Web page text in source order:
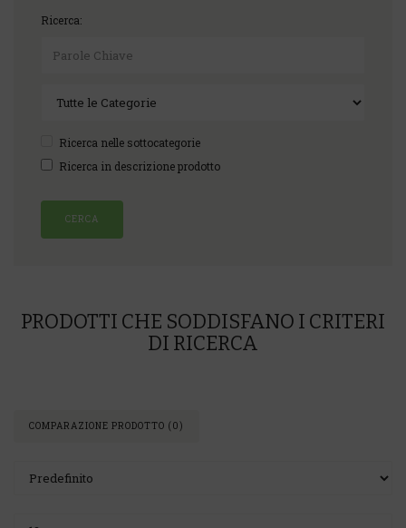
Ricerca:
Ricerca nelle sottocategorie
Ricerca in descrizione prodotto
PRODOTTI CHE SODDISFANO I CRITERI
DI RICERCA
COMPARAZIONE PRODOTTO (0)